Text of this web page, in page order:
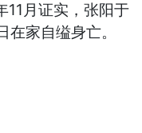
11月证实，张阳于
家自缢身亡。